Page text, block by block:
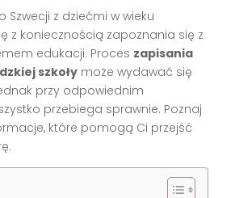
Szwecji z dziećmi w wieku
z koniecznością zapoznania się z
edukacji. Proces zapisania
szkoły może wydawać się
przy odpowiednim
przebiega sprawnie. Poznaj
które pomogą Ci przejść